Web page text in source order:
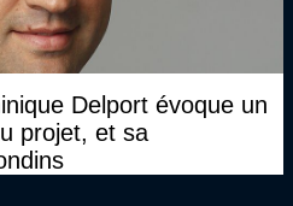
Delport évoque un
projet, et sa